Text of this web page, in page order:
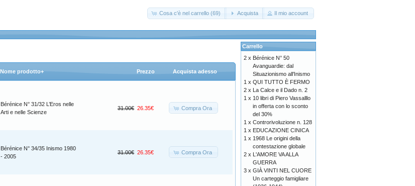
Cosa c'è nel carrello (69) Acquista Il mio account
Nome prodotto+ Prezzo Acquista adesso
Bérénice N° 31/32 L’Eros nelle
Arti e nelle Scienze
31.00€ 26.35€ Compra Ora
Bérénice N° 34/35 Inismo 1980
- 2005
31.00€ 26.35€ Compra Ora
Carrello
2 x Bérénice N° 50
Avanguardie: dal
Situazionismo all'Inismo
1 x QUI TUTTO È FERMO
2 x La Calce e il Dado n. 2
1 x 10 libri di Piero Vassalllo
in offerta con lo sconto
del 30%
1 x Controrivoluzione n. 128
1 x EDUCAZIONE CINICA
1 x 1968 Le origini della
contestazione globale
2 x L'AMORE VA ALLA
GUERRA
3 x GIÀ VINTI NEL CUORE
Un carteggio famigliare